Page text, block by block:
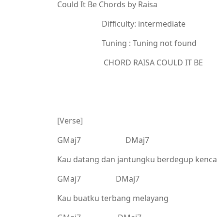
Could It Be Chords by Raisa
Difficulty: intermediate
Tuning : Tuning not found
CHORD RAISA COULD IT BE
[Verse]
GMaj7 DMaj7
Kau datang dan jantungku berdegup
GMaj7 DMaj7
Kau buatku terbang melayang